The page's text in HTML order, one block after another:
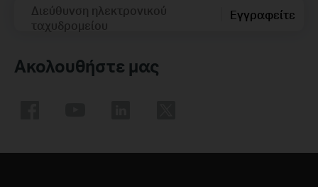
Διεύθυνση ηλεκτρονικού
ταχυδρομείου
Εγγραφείτε
Ακολουθήστε μας